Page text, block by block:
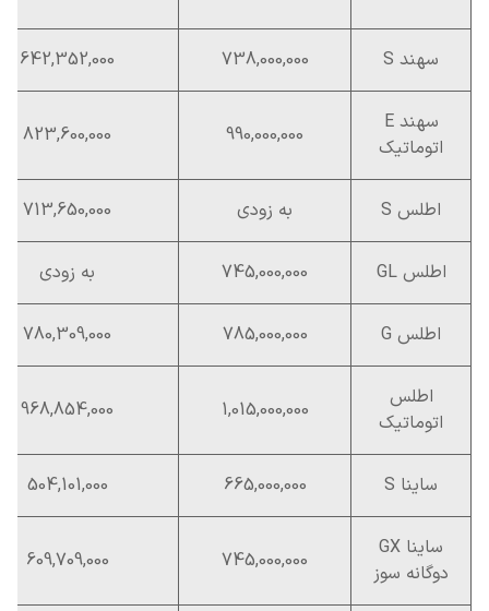
سهند S 738,000,000
642,352,000
سهند E
اتوماتیک
990,000,000
823,600,000
اطلس S به زودی 713,650,000
اطلس GL 745,000,000 به زودی
اطلس G 785,000,000
780,309,000
اطلس
اتوماتیک
1,015,000,000
968,854,000
ساینا S 665,000,000
504,101,000
ساینا GX
دوگانه سوز
745,000,000
609,709,000